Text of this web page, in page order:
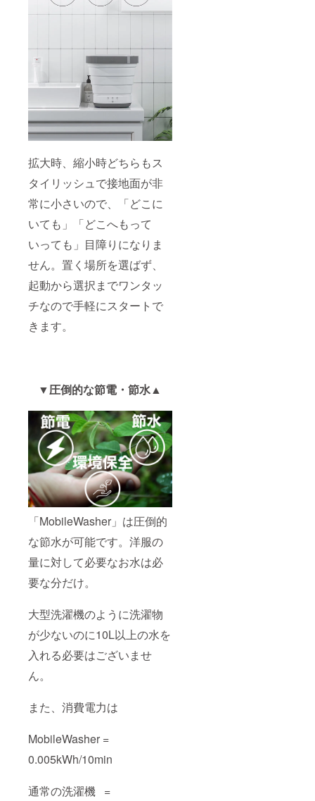
拡大時、縮小時どちらもス
タイリッシュで接地面が非
常に小さいので、「どこに
いても」「どこへもって
いっても」目障りになりま
せん。置く場所を選ばず、
起動から選択までワンタッ
チなので手軽にスタートで
きます。
▼圧倒的な節電・節水▲
「MobileWasher」は圧倒的
な節水が可能です。洋服の
量に対して必要なお水は必
要な分だけ。
大型洗濯機のように洗濯物
が少ないのに10L以上の水を
入れる必要はございませ
ん。
また、消費電力は
MobileWasher =
0.005kWh/10min
通常の洗濯機 =